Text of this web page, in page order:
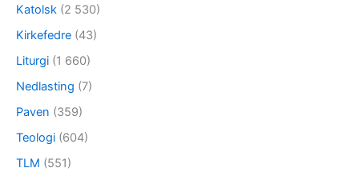
Katolsk (2 530)
Kirkefedre (43)
Liturgi (1 660)
Nedlasting (7)
Paven (359)
Teologi (604)
TLM (551)